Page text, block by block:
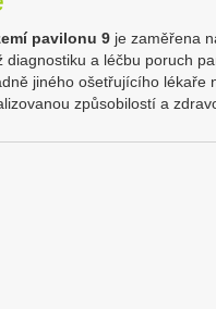
pavilonu 9 je zaměřena
a léčbu poruch
jiného ošetřujícího lékaře
způsobilostí a